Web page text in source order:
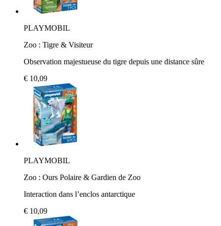
PLAYMOBIL
Zoo : Tigre & Visiteur
Observation majestueuse du tigre depuis une distance sûre
€ 10,09
PLAYMOBIL
Zoo : Ours Polaire & Gardien de Zoo
Interaction dans l’enclos antarctique
€ 10,09